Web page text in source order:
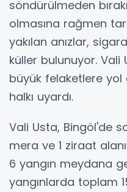
söndürülmeden
olmasına rağmen
yakılan anızlar,
küller bulunuyor.
büyük felaketlere
halkı uyardı.
Vali Usta, Bingöl'de
mera ve 1 ziraat
6 yangın meydana
yangınlarda toplam